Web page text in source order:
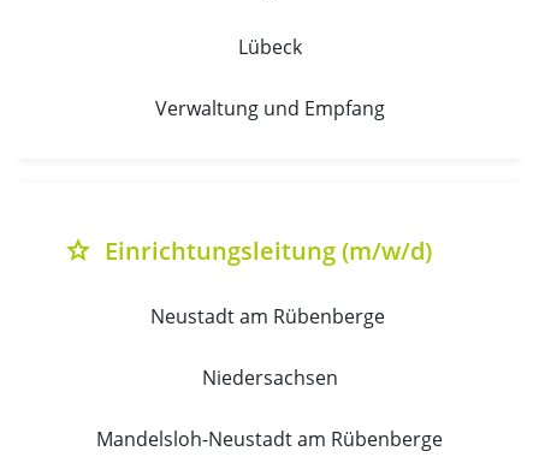
Lübeck
Verwaltung und Empfang
grade Einrichtungsleitung (m/w/d)
Neustadt am Rübenberge
Niedersachsen
Mandelsloh-Neustadt am Rübenberge